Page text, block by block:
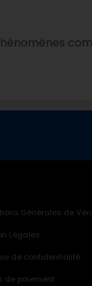
Générales de
Légales
de confidentialité
de paiement